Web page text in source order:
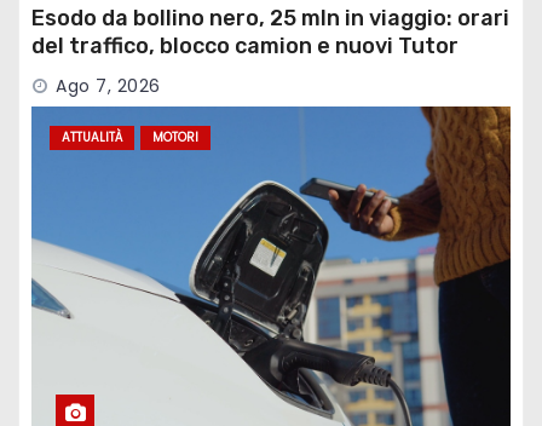
Esodo da bollino nero, 25 mln in viaggio: orari
del traffico, blocco camion e nuovi Tutor
Ago 7, 2026
ATTUALITÀ MOTORI